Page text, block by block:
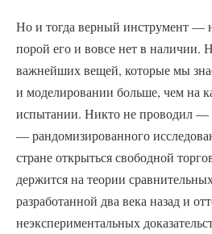
Но и тогда верный инструмент —
порой его и вовсе нет в наличии.
важнейших вещей, которые мы
и моделировании больше, чем на
испытании. Никто не проводил —
— рандомизированного
стране открыться свободной
держится на теории
разработанной два века назад и
неэкспериментальных